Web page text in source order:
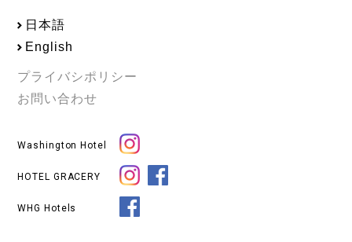
日本語
English
プライバシポリシー
お問い合わせ
Washington Hotel
HOTEL GRACERY
WHG Hotels